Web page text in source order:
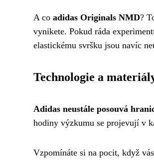
A co adidas Originals NMD?
vynikete. Pokud ráda
elastickému svršku jsou navíc
Technologie a
Adidas neustále posouvá
hodiny výzkumu se projevují v
Vzpomínáte si na pocit, když